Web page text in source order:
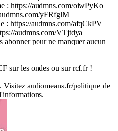
: https://audmns.com/oiwPyKo
yFRfglM
: https://audmns.com/afqCkPV
audmns.com/VTjtdya
abonner pour ne manquer aucun
sur les ondes ou sur rcf.fr !
Visitez audiomeans.fr/politique-de-